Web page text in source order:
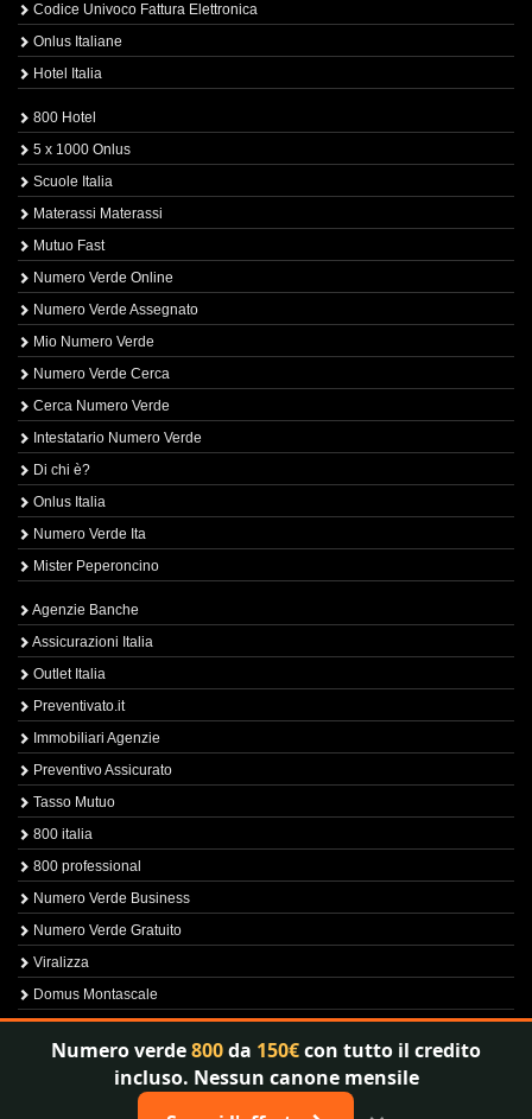
Codice Univoco Fattura Elettronica
Onlus Italiane
Hotel Italia
800 Hotel
5 x 1000 Onlus
Scuole Italia
Materassi Materassi
Mutuo Fast
Numero Verde Online
Numero Verde Assegnato
Mio Numero Verde
Numero Verde Cerca
Cerca Numero Verde
Intestatario Numero Verde
Di chi è?
Onlus Italia
Numero Verde Ita
Mister Peperoncino
Agenzie Banche
Assicurazioni Italia
Outlet Italia
Preventivato.it
Immobiliari Agenzie
Preventivo Assicurato
Tasso Mutuo
800 italia
800 professional
Numero Verde Business
Numero Verde Gratuito
Viralizza
Domus Montascale
Sprint800
Verfica Numero Verde
Numero verde800da 150€con tutto il credito
incluso. Nessun canone mensile